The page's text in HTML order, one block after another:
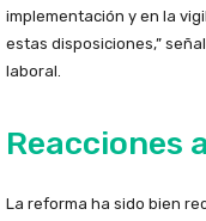
implementación y en la
estas disposiciones,”
laboral.
Reacciones
La reforma ha sido bien